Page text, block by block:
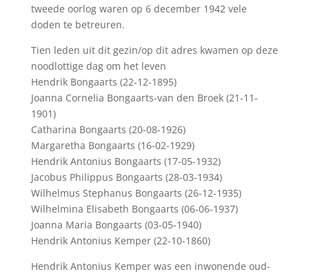
tweede oorlog waren op 6 december 1942 vele
doden te betreuren.
Tien leden uit dit gezin/op dit adres kwamen op deze
noodlottige dag om het leven
Hendrik Bongaarts (22-12-1895)
Joanna Cornelia Bongaarts-van den Broek (21-11-
1901)
Catharina Bongaarts (20-08-1926)
Margaretha Bongaarts (16-02-1929)
Hendrik Antonius Bongaarts (17-05-1932)
Jacobus Philippus Bongaarts (28-03-1934)
Wilhelmus Stephanus Bongaarts (26-12-1935)
Wilhelmina Elisabeth Bongaarts (06-06-1937)
Joanna Maria Bongaarts (03-05-1940)
Hendrik Antonius Kemper (22-10-1860)
Hendrik Antonius Kemper was een inwonende oud-